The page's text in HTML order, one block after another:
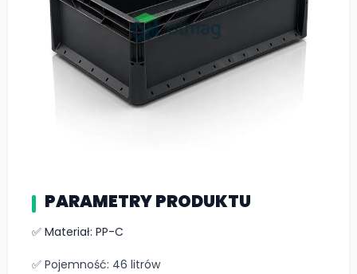
PARAMETRY PRODUKTU
✅ Materiał: PP-C
✅ Pojemność: 46 litrów